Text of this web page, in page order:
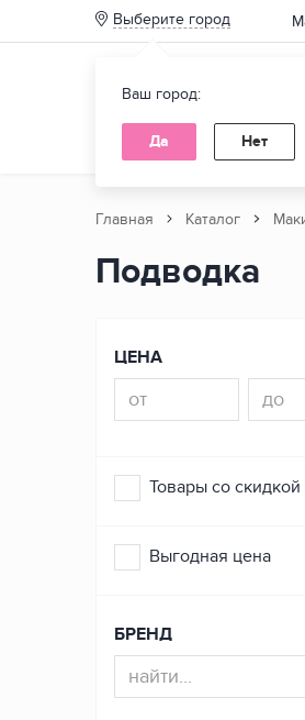
Выберите город
Ваш город:
Да Нет
КАТАЛОГ ТОВАРОВ
Главная Каталог
Подводка
ЦЕНА
Товары со скидкой
Выгодная цена
БРЕНД